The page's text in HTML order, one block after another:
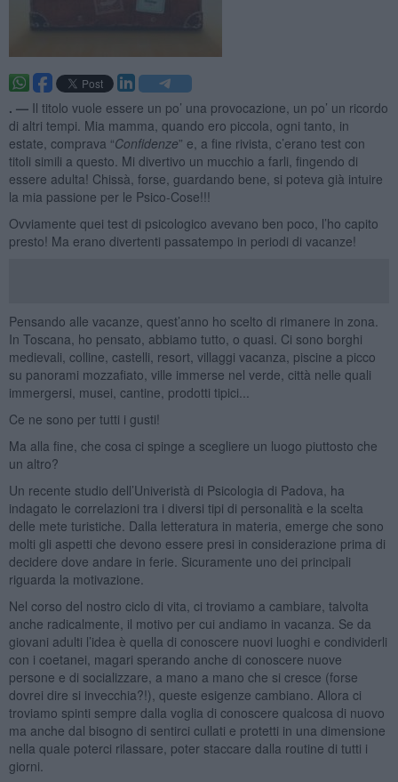
. — Il titolo vuole essere un po’ una provocazione, un po’ un ricordo
di altri tempi. Mia mamma, quando ero piccola, ogni tanto, in
estate, comprava “Confidenze” e, a fine rivista, c’erano test con
titoli simili a questo. Mi divertivo un mucchio a farli, fingendo di
essere adulta! Chissà, forse, guardando bene, si poteva già intuire
la mia passione per le Psico-Cose!!!
Ovviamente quei test di psicologico avevano ben poco, l’ho capito
presto! Ma erano divertenti passatempo in periodi di vacanze!
Pensando alle vacanze, quest’anno ho scelto di rimanere in zona.
In Toscana, ho pensato, abbiamo tutto, o quasi. Ci sono borghi
medievali, colline, castelli, resort, villaggi vacanza, piscine a picco
su panorami mozzafiato, ville immerse nel verde, città nelle quali
immergersi, musei, cantine, prodotti tipici...
Ce ne sono per tutti i gusti!
Ma alla fine, che cosa ci spinge a scegliere un luogo piuttosto che
un altro?
Un recente studio dell’Univeristà di Psicologia di Padova, ha
indagato le correlazioni tra i diversi tipi di personalità e la scelta
delle mete turistiche. Dalla letteratura in materia, emerge che sono
molti gli aspetti che devono essere presi in considerazione prima di
decidere dove andare in ferie. Sicuramente uno dei principali
riguarda la motivazione.
Nel corso del nostro ciclo di vita, ci troviamo a cambiare, talvolta
anche radicalmente, il motivo per cui andiamo in vacanza. Se da
giovani adulti l’idea è quella di conoscere nuovi luoghi e condividerli
con i coetanei, magari sperando anche di conoscere nuove
persone e di socializzare, a mano a mano che si cresce (forse
dovrei dire si invecchia?!), queste esigenze cambiano. Allora ci
troviamo spinti sempre dalla voglia di conoscere qualcosa di nuovo
ma anche dal bisogno di sentirci cullati e protetti in una dimensione
nella quale poterci rilassare, poter staccare dalla routine di tutti i
giorni.